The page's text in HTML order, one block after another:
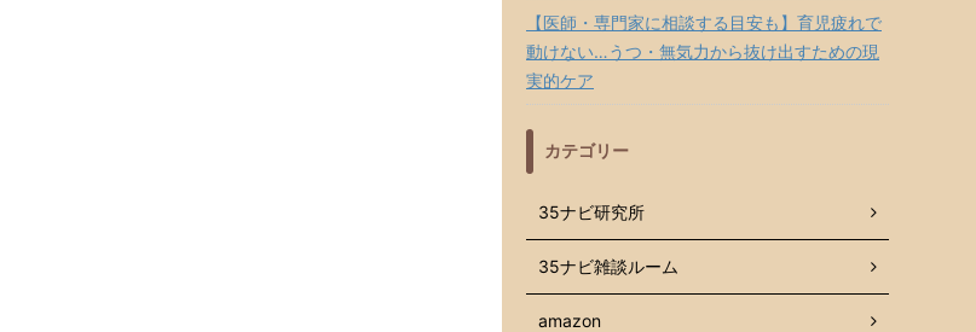
【医師・専門家に相談する目安も】育児疲れで
動けない…うつ・無気力から抜け出すための現
実的ケア
カテゴリー
35ナビ研究所
35ナビ雑談ルーム
amazon